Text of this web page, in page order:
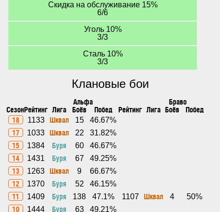
Скидка на обслуживание 15%
6/6
Уголь 10%
3/3
Сталь 10%
3/3
Клановые бои
Альфа Браво
СезонРейтинг Лига Боёв Побед Рейтинг Лига Боёв
Побед
18
1133 Шквал 15 46.67%
17 1033 Шквал 22 31.82%
15 1384 Буря 60 46.67%
14 1431 Буря 67 49.25%
13 1263 Шквал 9 66.67%
12 1370 Буря 52 46.15%
11 1409 Буря 138 47.1% 1107 Шквал 4 50%
10 1444 Буря 63 49.21%